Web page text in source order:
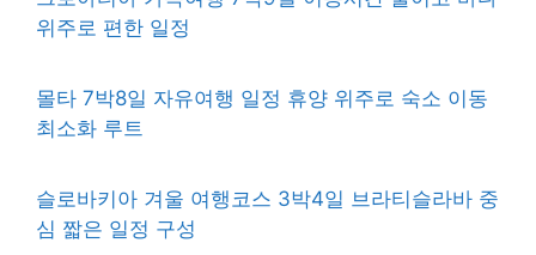
위주로 편한 일정
몰타 7박8일 자유여행 일정 휴양 위주로 숙소 이동
최소화 루트
슬로바키아 겨울 여행코스 3박4일 브라티슬라바 중
심 짧은 일정 구성